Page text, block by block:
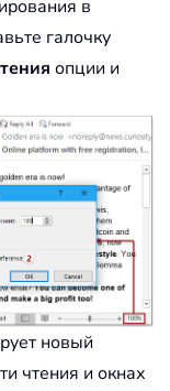
в
галочку
опции и
новый
чтения и окнах